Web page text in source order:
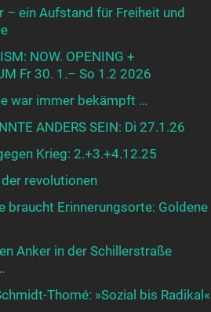
– ein Aufstand für Freiheit und
NOW. OPENING +
Fr 30. 1.– So 1.2 2026
war immer bekämpft …
ANDERS SEIN: Di 27.1.26
Krieg: 2.+3.+4.12.25
revolutionen
braucht Erinnerungsorte: Goldene
Anker in der Schillerstraße
Thomé: »Sozial bis Radikal«